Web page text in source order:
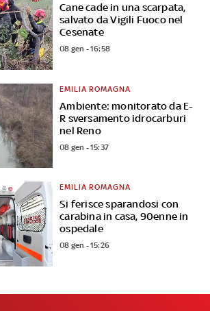
Cane cade in una scarpata,
salvato da Vigili Fuoco nel
Cesenate
08 gen - 16:58
Ambiente: monitorato da E-
R sversamento idrocarburi
nel Reno
EMILIA ROMAGNA
08 gen - 15:37
Si ferisce sparandosi con
carabina in casa, 90enne in
ospedale
EMILIA ROMAGNA
08 gen - 15:26